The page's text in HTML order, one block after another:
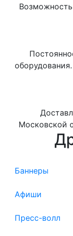
Московской
Баннеры
Афиши
Пресс-волл